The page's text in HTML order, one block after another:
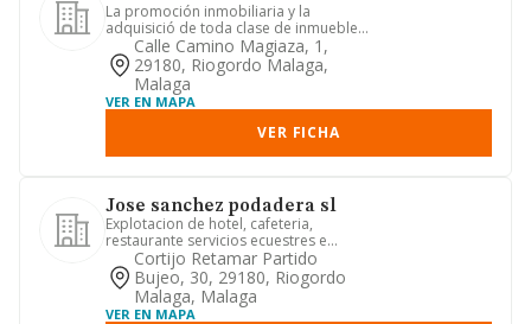
La promoción inmobiliaria y la
adquisició de toda clase de inmuebles
y terrenos, su urbanización y ...
Calle Camino Magiaza, 1,
29180, Riogordo Malaga,
Malaga
VER EN MAPA
VER FICHA
Jose sanchez podadera sl
Explotacion de hotel, cafeteria,
restaurante servicios ecuestres e
instalacion de ocio.
Cortijo Retamar Partido
Bujeo, 30, 29180, Riogordo
Malaga, Malaga
VER EN MAPA